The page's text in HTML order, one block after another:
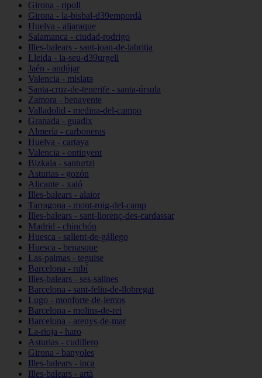
Girona - ripoll
Girona - la-bisbal-d39empordà
Huelva - aljaraque
Salamanca - ciudad-rodrigo
Illes-balears - sant-joan-de-labritja
Lleida - la-seu-d39urgell
Jaén - andújar
Valencia - mislata
Santa-cruz-de-tenerife - santa-úrsula
Zamora - benavente
Valladolid - medina-del-campo
Granada - guadix
Almería - carboneras
Huelva - cartaya
Valencia - ontinyent
Bizkaia - santurtzi
Asturias - gozón
Alicante - xaló
Illes-balears - alaior
Tarragona - mont-roig-del-camp
Illes-balears - sant-llorenç-des-cardassar
Madrid - chinchón
Huesca - sallent-de-gállego
Huesca - benasque
Las-palmas - teguise
Barcelona - rubí
Illes-balears - ses-salines
Barcelona - sant-feliu-de-llobregat
Lugo - monforte-de-lemos
Barcelona - molins-de-rei
Barcelona - arenys-de-mar
La-rioja - haro
Asturias - cudillero
Girona - banyoles
Illes-balears - inca
Illes-balears - artà